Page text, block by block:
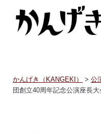
かんげき（KANGEKI） >公
団創立40周年記念公演座長大